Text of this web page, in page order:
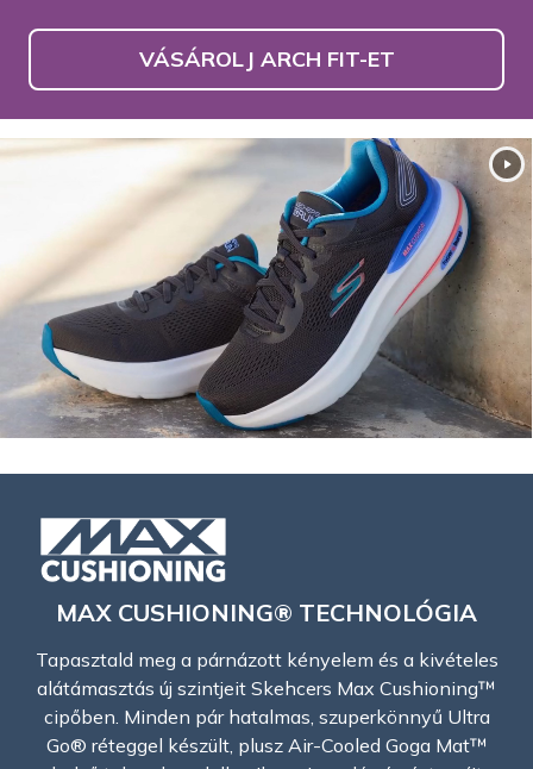
VÁSÁROLJ ARCH FIT-ET
MAX CUSHIONING® TECHNOLÓGIA
Tapasztald meg a párnázott kényelem és a kivételes
alátámasztás új szintjeit Skehcers Max Cushioning™
cipőben. Minden pár hatalmas, szuperkönnyű Ultra
Go® réteggel készült, plusz Air-Cooled Goga Mat™